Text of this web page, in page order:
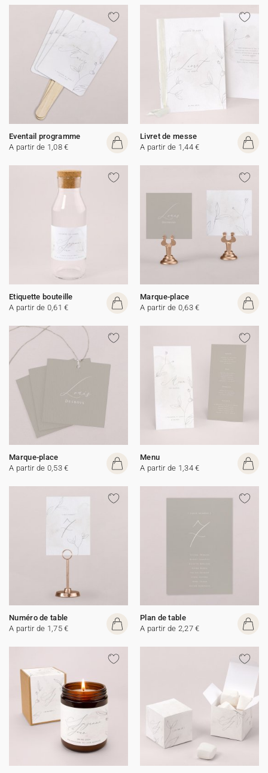
Eventail programme
A partir de 1,08 €
Livret de messe
A partir de 1,44 €
Etiquette bouteille
A partir de 0,61 €
Marque-place
A partir de 0,63 €
Marque-place
A partir de 0,53 €
Menu
A partir de 1,34 €
Numéro de table
A partir de 1,75 €
Plan de table
A partir de 2,27 €